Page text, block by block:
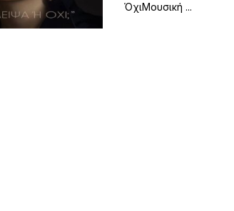
ΌχιΜουσική ...